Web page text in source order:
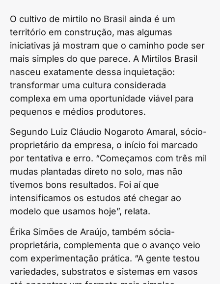
O cultivo de mirtilo no Brasil ainda é um
território em construção, mas algumas
iniciativas já mostram que o caminho pode ser
mais simples do que parece. A Mirtilos Brasil
nasceu exatamente dessa inquietação:
transformar uma cultura considerada
complexa em uma oportunidade viável para
pequenos e médios produtores.
Segundo Luiz Cláudio Nogaroto Amaral, sócio-
proprietário da empresa, o início foi marcado
por tentativa e erro. “Começamos com três mil
mudas plantadas direto no solo, mas não
tivemos bons resultados. Foi aí que
intensificamos os estudos até chegar ao
modelo que usamos hoje”, relata.
Érika Simões de Araújo, também sócia-
proprietária, complementa que o avanço veio
com experimentação prática. “A gente testou
variedades, substratos e sistemas em vasos